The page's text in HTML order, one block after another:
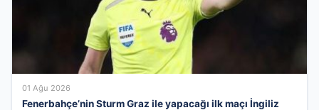
01 Ağu 2026
Fenerbahçe’nin Sturm Graz ile yapacağı ilk maçı İngiliz